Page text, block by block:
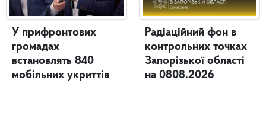
У прифронтових
громадах
встановлять 840
мобільних укриттів
Радіаційний фон в
контрольних точках
Запорізької області
на 0808.2026